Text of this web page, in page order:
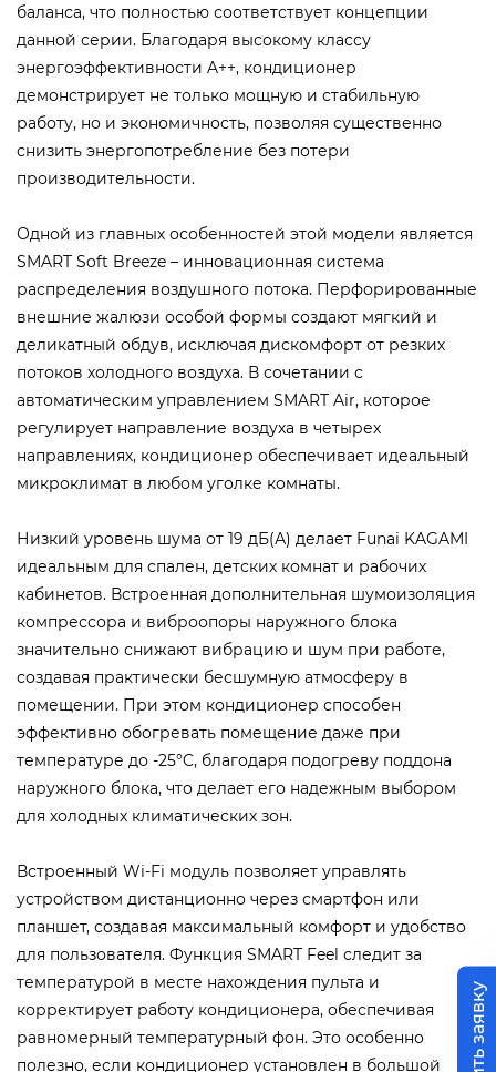
баланса, что полностью соответствует концепции
данной серии. Благодаря высокому классу
энергоэффективности A++, кондиционер
демонстрирует не только мощную и стабильную
работу, но и экономичность, позволяя существенно
снизить энергопотребление без потери
производительности.
Одной из главных особенностей этой модели является
SMART Soft Breeze – инновационная система
распределения воздушного потока. Перфорированные
внешние жалюзи особой формы создают мягкий и
деликатный обдув, исключая дискомфорт от резких
потоков холодного воздуха. В сочетании с
автоматическим управлением SMART Air, которое
регулирует направление воздуха в четырех
направлениях, кондиционер обеспечивает идеальный
микроклимат в любом уголке комнаты.
Низкий уровень шума от 19 дБ(А) делает Funai KAGAMI
идеальным для спален, детских комнат и рабочих
кабинетов. Встроенная дополнительная шумоизоляция
компрессора и виброопоры наружного блока
значительно снижают вибрацию и шум при работе,
создавая практически бесшумную атмосферу в
помещении. При этом кондиционер способен
эффективно обогревать помещение даже при
температуре до -25°C, благодаря подогреву поддона
наружного блока, что делает его надежным выбором
для холодных климатических зон.
Встроенный Wi-Fi модуль позволяет управлять
устройством дистанционно через смартфон или
планшет, создавая максимальный комфорт и удобство
для пользователя. Функция SMART Feel следит за
температурой в месте нахождения пульта и
корректирует работу кондиционера, обеспечивая
равномерный температурный фон. Это особенно
полезно, если кондиционер установлен в большой